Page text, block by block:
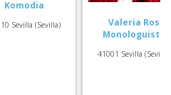
Komodia
Sevilla (Sevilla)
Valeria Ros
Monologuista
41001 Sevilla (Sevilla)